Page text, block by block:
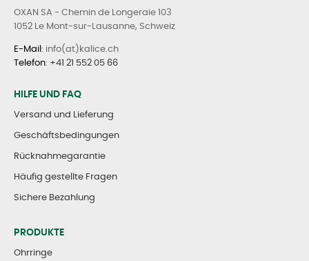
OXAN SA - Chemin de Longeraie 103
1052 Le Mont-sur-Lausanne, Schweiz
E-Mail : info(at)kalice.ch
Telefon: +41 21 552 05 66
HILFE UND FAQ
Versand und Lieferung
Geschäftsbedingungen
Rücknahmegarantie
Häufig gestellte Fragen
Sichere Bezahlung
PRODUKTE
Ohrringe